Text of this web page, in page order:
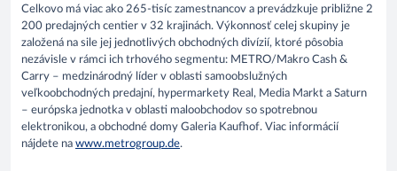
Celkovo má viac ako 265-tisíc zamestnancov a prevádzkuje približne 2
200 predajných centier v 32 krajinách. Výkonnosť celej skupiny je
založená na sile jej jednotlivých obchodných divízií, ktoré pôsobia
nezávisle v rámci ich trhového segmentu: METRO/Makro Cash &
Carry – medzinárodný líder v oblasti samoobslužných
veľkoobchodných predajní, hypermarkety Real, Media Markt a Saturn
– európska jednotka v oblasti maloobchodov so spotrebnou
elektronikou, a obchodné domy Galeria Kaufhof. Viac informácií
nájdete na www.metrogroup.de.